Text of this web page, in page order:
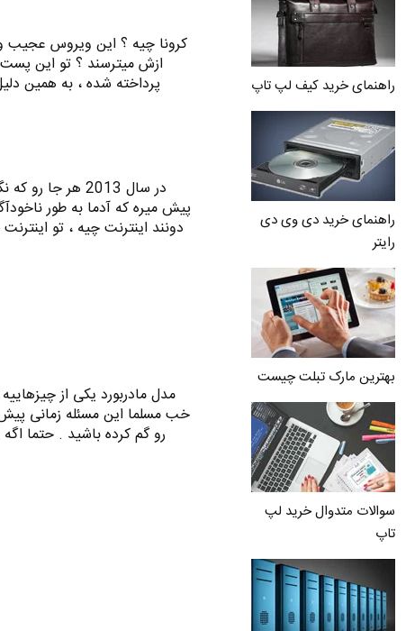
راهنمای خرید کیف لپ تاپ
راهنمای خرید دی وی دی
رایتر
بهترین مارک تبلت چیست
سوالات متدوال خرید لپ
تاپ
کرونا چیه ؟ این ویروس عجیب
ازش میترسند ؟ تو این پست
پرداخته شده ، به همین
در سال 2013 هر
پیش میره که آدما به طور
دونند اینترنت چیه ، تو
مدل مادربورد یکی از
رو گم کرده باشید . حتما